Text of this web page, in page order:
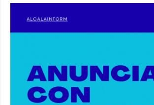
Alcalá. #policia #narcos
Primeras 191 viviendas VPO en
Guadaíra. #alcaladeguadaira
Premio de Medio Ambiente para
Mateo. #alcaladeguadaira
03:01